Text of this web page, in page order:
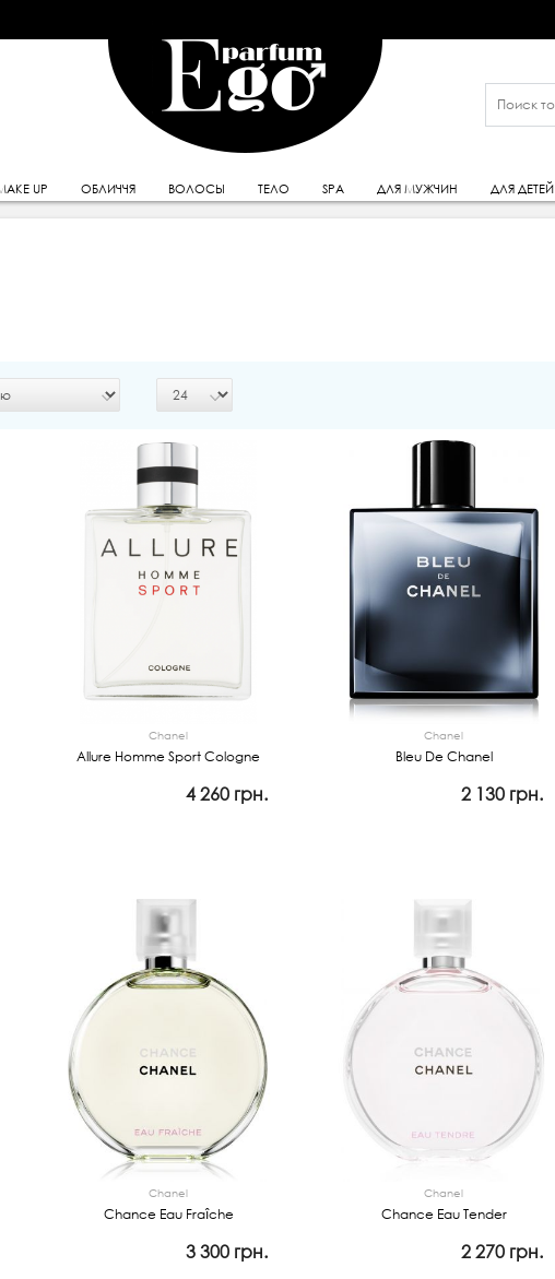
UP ОБЛИЧЧЯ ВОЛОСЫ ТЕЛО SPA ДЛЯ МУЖЧИН ДЛЯ ДЕТЕЙ
Chanel
Allure Homme Sport Cologne
4 260 грн.
Chanel
Bleu De Chanel
2 130 грн.
Chanel
Chance Eau Fraîche
3 300 грн.
Chanel
Chance Eau Tender
2 270 грн.